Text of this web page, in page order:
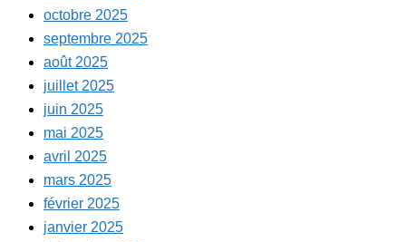
octobre 2025
septembre 2025
août 2025
juillet 2025
juin 2025
mai 2025
avril 2025
mars 2025
février 2025
janvier 2025